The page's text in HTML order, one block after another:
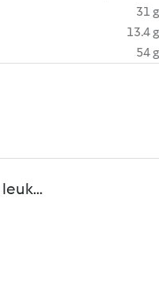
31 g
13.4 g
54 g